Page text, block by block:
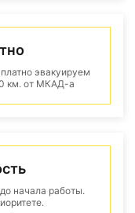
эвакуируем
км. от МКАД-а
начала работы.